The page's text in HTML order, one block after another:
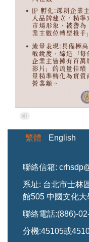
00
繁體 English
聯絡信箱:
系址: 台北市士林
館505 中國文化大
聯絡電話:(886)-
分機:45105或